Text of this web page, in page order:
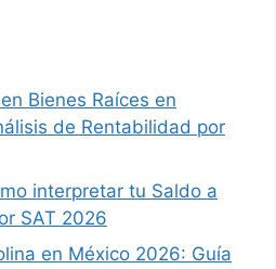
Bienes Raíces en
de Rentabilidad por
interpretar tu Saldo a
SAT 2026
en México 2026: Guía